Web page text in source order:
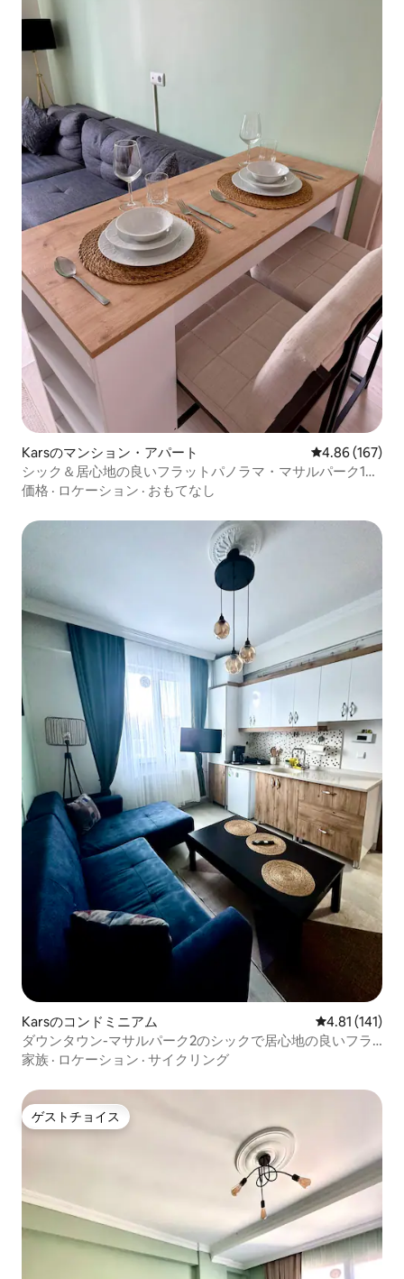
Karsのマンション・アパート レビュー167
4.86 (167)
シック＆居心地の良いフラットパノラマ・マサルパーク1❄️
⛄️🚂❤️
価格 · ロケーション · おもてなし
Karsのコンドミニアム レビュー141
4.81 (141)
ダウンタウン-マサルパーク2のシックで居心地の良いフラ
ット ❄️ ⛄️ 🚂 ❤️
家族 · ロケーション · サイクリング
ゲストチョイス
ゲストチョイス